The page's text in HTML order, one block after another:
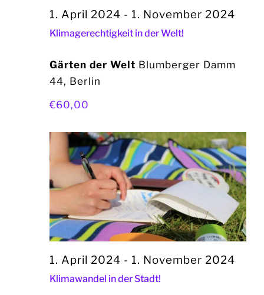
Klimagerechtigkeit in der Welt!
1. April 2024 - 1. November 2024
Gärten der Welt Blumberger Damm
44, Berlin
€60,00
Klimawandel in der Stadt!
1. April 2024 - 1. November 2024